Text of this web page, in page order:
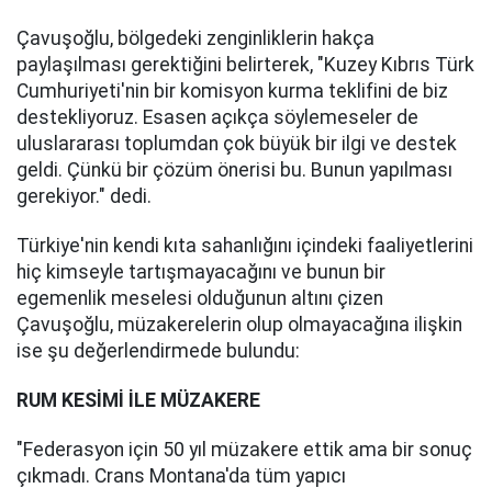
Çavuşoğlu, bölgedeki zenginliklerin hakça
paylaşılması gerektiğini belirterek, "Kuzey Kıbrıs Türk
Cumhuriyeti'nin bir komisyon kurma teklifini de biz
destekliyoruz. Esasen açıkça söylemeseler de
uluslararası toplumdan çok büyük bir ilgi ve destek
geldi. Çünkü bir çözüm önerisi bu. Bunun yapılması
gerekiyor." dedi.
Türkiye'nin kendi kıta sahanlığını içindeki faaliyetlerini
hiç kimseyle tartışmayacağını ve bunun bir
egemenlik meselesi olduğunun altını çizen
Çavuşoğlu, müzakerelerin olup olmayacağına ilişkin
ise şu değerlendirmede bulundu:
RUM KESİMİ İLE MÜZAKERE
"Federasyon için 50 yıl müzakere ettik ama bir sonuç
çıkmadı. Crans Montana'da tüm yapıcı